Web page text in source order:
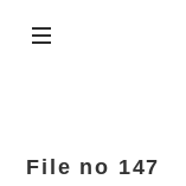
File no 147